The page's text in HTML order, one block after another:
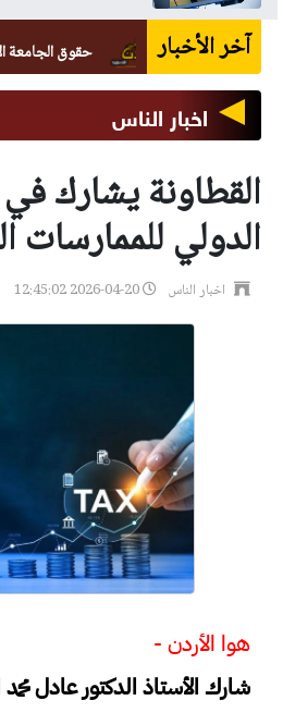
آخر الأخبار حقوق الجامعة الأردنيّة
اخبار الناس
القطاونة يشارك
الدولي للممارسات
اخبار الناس
هوا الأردن -
شارك الأستاذ الدكتور عادل